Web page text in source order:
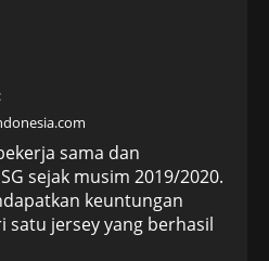
sama dan
sejak musim 2019/2020.
keuntungan
satu jerseyyang berhasil